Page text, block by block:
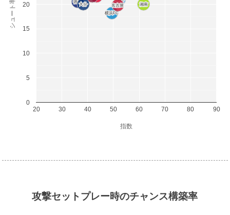
横浜FC
横浜FC
湘南
湘南
名古屋
名古屋
徳島
徳島
大分
大分
20 30 40 50 60 70 80 90
0
5
10
15
20
指数
シュート率(%)
攻撃セットプレー時のチャンス構築率